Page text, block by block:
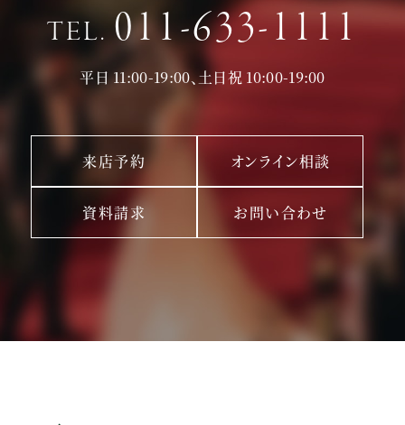
TEL. 011-633-1111
平日 11:00-19:00、土日祝 10:00-19:00
来店予約 オンライン相談
資料請求 お問い合わせ